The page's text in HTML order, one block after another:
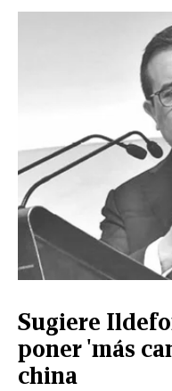
Sugiere
poner 'más
china